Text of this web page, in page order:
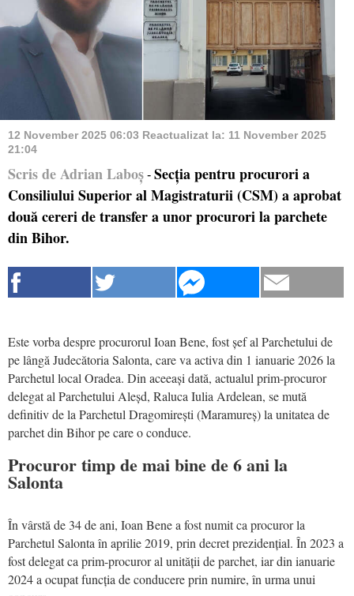
12 November 2025 06:03 Reactualizat la: 11 November 2025
21:04
Scris de Adrian Laboș - Secția pentru procurori a
Consiliului Superior al Magistraturii (CSM) a aprobat
două cereri de transfer a unor procurori la parchete
din Bihor.
Este vorba despre procurorul Ioan Bene, fost șef al Parchetului de
pe lângă Judecătoria Salonta, care va activa din 1 ianuarie 2026 la
Parchetul local Oradea. Din aceeași dată, actualul prim-procuror
delegat al Parchetului Aleșd, Raluca Iulia Ardelean, se mută
definitiv de la Parchetul Dragomirești (Maramureș) la unitatea de
parchet din Bihor pe care o conduce.
Procuror timp de mai bine de 6 ani la
Salonta
În vârstă de 34 de ani, Ioan Bene a fost numit ca procuror la
Parchetul Salonta în aprilie 2019, prin decret prezidențial. În 2023 a
fost delegat ca prim-procuror al unității de parchet, iar din ianuarie
2024 a ocupat funcția de conducere prin numire, în urma unui